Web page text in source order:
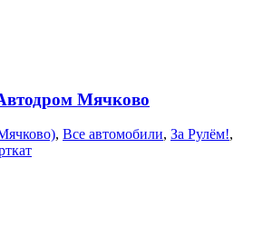
Мячково
, Все автомобили, За Рулём!,